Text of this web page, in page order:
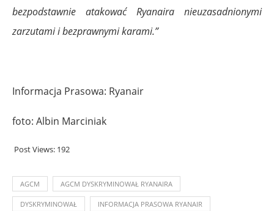
bezpodstawnie atakować Ryanaira nieuzasadnionymi
zarzutami i bezprawnymi karami.”
Informacja Prasowa: Ryanair
foto: Albin Marciniak
Post Views: 192
AGCM AGCM DYSKRYMINOWAŁ RYANAIRA
DYSKRYMINOWAŁ INFORMACJA PRASOWA RYANAIR